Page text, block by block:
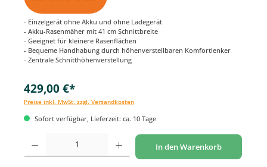
- Einzelgerät ohne Akku und ohne Ladegerät
- Akku-Rasenmäher mit 41 cm Schnittbreite
- Geeignet für kleinere Rasenflächen
- Bequeme Handhabung durch höhenverstellbaren Komfortlenker
- Zentrale Schnitthöhenverstellung
429,00 €*
Preise inkl. MwSt. zzgl. Versandkosten
Sofort verfügbar, Lieferzeit: ca. 10 Tage
Produkt Anzahl: Gib den gewünschten Wert ein oder benutze die Schaltflächen um
In den Warenkorb